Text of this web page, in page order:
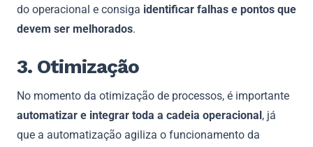
do operacional e consiga identificar falhas e pontos que
devem ser melhorados.
3. Otimização
No momento da otimização de processos, é importante
automatizar e integrar toda a cadeia operacional , já
que a automatização agiliza o funcionamento da